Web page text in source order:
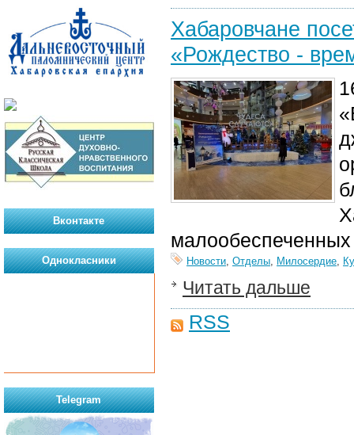
Хабаровчане
«Рождество -
Новости, Отделы, Милосердие,
Читать дальше
RSS
Вконтакте
Однокласники
Telegram